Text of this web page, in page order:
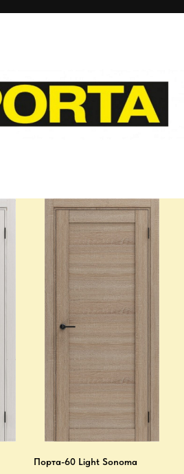
Порта-60 Light Sonoma